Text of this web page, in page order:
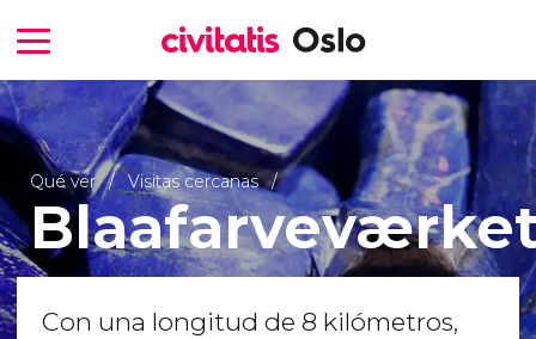
Qué ver Visitas cercanas
Con una longitud de 8 kilómetros,